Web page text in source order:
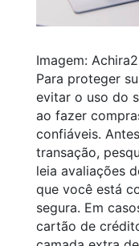
Imagem:
Para proteger
evitar o uso do
ao fazer
confiáveis.
transação,
leia avaliações
que você está
segura. Em
cartão de